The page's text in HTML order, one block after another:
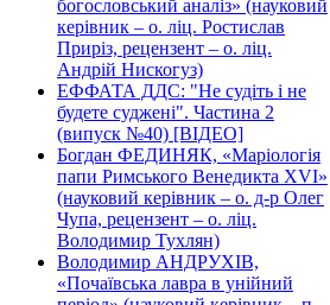
богословський аналіз» (науковий
керівник – о. ліц. Ростислав
Приріз, рецензент – о. ліц.
Андрій Нискогуз)
ЕФФАТА ДДС: "Не судіть і не
будете суджені". Частина 2
(випуск №40) [ВІДЕО]
Богдан ФЕДИНЯК, «Маріологія
папи Римського Венедикта XVI»
(науковий керівник – о. д-р Олег
Чупа, рецензент – о. ліц.
Володимир Тухлян)
Володимир АНДРУХІВ,
«Почаївська лавра в унійний